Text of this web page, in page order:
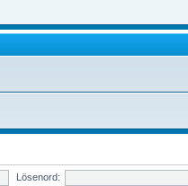
Lösenord: